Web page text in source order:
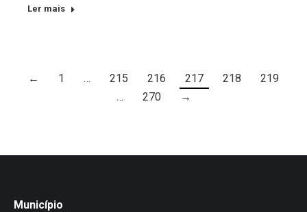
Ler mais
← 1 … 215 216 217 218
219
…
270 →
Município